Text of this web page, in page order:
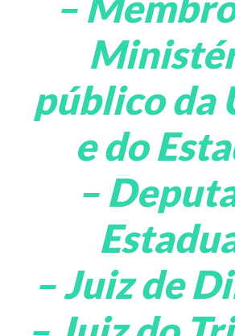
público da
e do
–
– Juiz de